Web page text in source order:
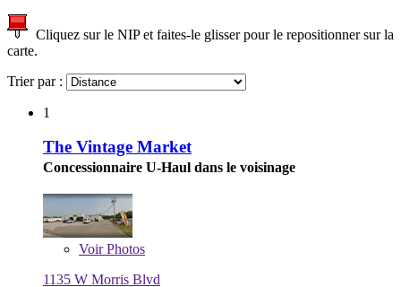
Cliquez sur le NIP et faites-le glisser pour le repositionner sur la
carte.
Trier par :
1
The Vintage Market
Concessionnaire U-Haul dans le voisinage
VoirPhotos
1135 W Morris Blvd